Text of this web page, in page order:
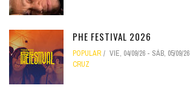
PHE FESTIVAL 2026
POPULAR VIE, 04/09/26 - SÁB, 05/09/26
CRUZ